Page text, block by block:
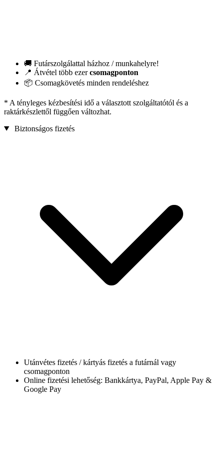
🚚 Futárszolgálattal házhoz / munkahelyre!
📍 Átvétel több ezercsomagponton
📦 Csomagkövetés minden rendeléshez
* A tényleges kézbesítési idő a választott szolgáltatótól és a
raktárkészlettől függően változhat.
Biztonságos fizetés
Utánvétes fizetés / kártyás fizetés a futárnál vagy
csomagponton
Online fizetési lehetőség: Bankkártya, PayPal, Apple Pay &
Google Pay